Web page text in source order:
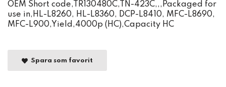
OEM Short code,TR130480C,TN-423C,,,Packaged for
use in,HL-L8260, HL-L8360, DCP-L8410, MFC-L8690,
MFC-L900,Yield,4000p (HC),Capacity HC
Spara som favorit